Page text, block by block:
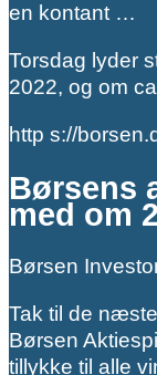
en kontant …
Torsdag lyder
2022, og om
http s://
Børsens
med om
Børsen
Tak til de
Børsen
tillykke til alle